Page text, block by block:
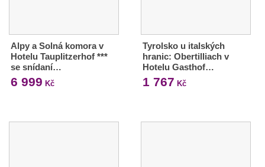
Alpy a Solná komora v
Hotelu Tauplitzerhof ***
se snídaní…
6 999 Kč
Tyrolsko u italských
hranic: Obertilliach v
Hotelu Gasthof…
1 767 Kč